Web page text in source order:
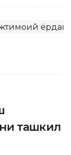
ёрдам
ташкил